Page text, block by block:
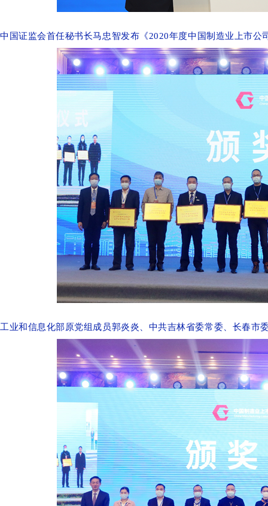
中国证监会首任秘书长马忠智发布《2020年度中国制造业上市公
工业和信息化部原党组成员郭炎炎、中共吉林省委常委、长春市